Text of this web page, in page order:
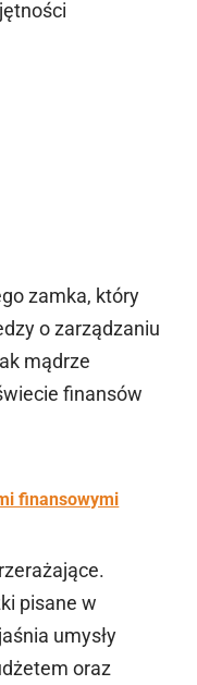
zamka, który
o zarządzaniu
mądrze
finansów
finansowymi
pisane w
umysły
oraz